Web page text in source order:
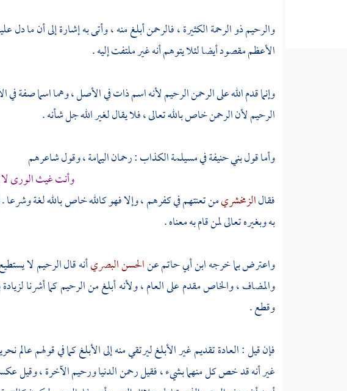
والرحيم ذو الرحمة الكثيرة ، فالرحمن أبلغ منه ، وأتى به إشارة إلى أن ما
الأعظم مقصود أيضا لئلا يتوهم أنه غير ملتفت إليه .
وإنما قدم الله على الرحمن الرحيم لأنه اسم ذات في الأصل ، وهما اسما صفة
الرحيم لأن الرحمن خاص بالله تعالى ، فلا يقال لغير الله جل شأنه .
وأما قولبني حنيفةفيمسيلمة الكذاب: رحماناليمامة، وقول شاعرهم
وأنت غيث الورى
فقالالزمخشريمن تعنتهم في كفرهم ، وإلا فهو كالله خاص بالله لغة
به وبغيره تعالى لمن قام به معناه .
واعترض بما خرجهابن أبي حاتمعنالحسن البصريأنه قال الرحيم لا
والمضاف ، والخاص مقدم على العام ، ولأنه أبلغ من الرحيم كما أشرنا لزيادة
وقطع .
فإن قيل : العادة تقديم غير الأبلغ ليرتقي منه إلى الأبلغ كما في قولهم
غير أنه قد خص كل منهما بشيء ، فقيل رحمن الدنيا ورحيم الآخرة ، وقيل